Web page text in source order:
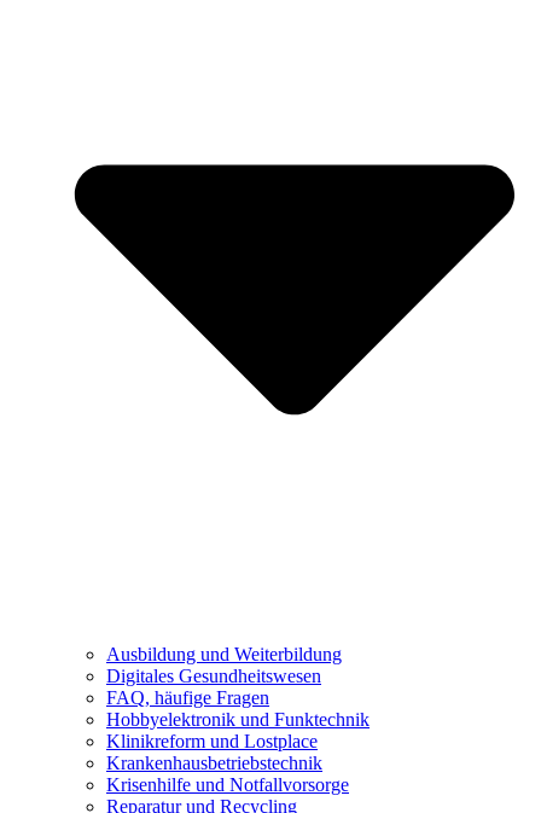
Ausbildung und Weiterbildung
Digitales Gesundheitswesen
FAQ, häufige Fragen
Hobbyelektronik und Funktechnik
Klinikreform und Lostplace
Krankenhausbetriebstechnik
Krisenhilfe und Notfallvorsorge
Reparatur und Recycling